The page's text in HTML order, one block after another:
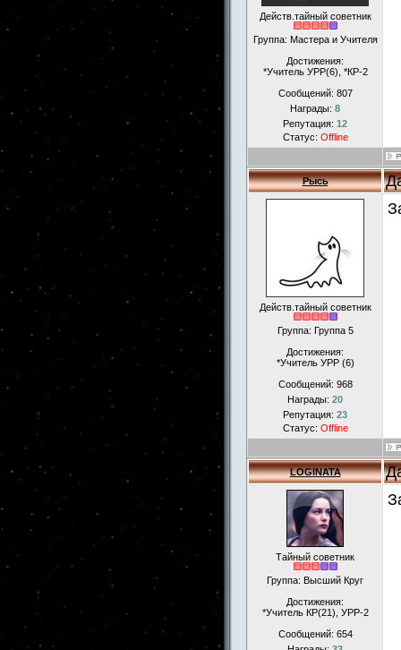
Действ.тайный советник
Группа: Мастера и Учителя
Достижения:
*Учитель УРР(6), *КР-2
Сообщений: 807
Награды: 8
Репутация: 12
Статус: Offline
Рысь
Действ.тайный советник
Группа: Группа 5
Достижения:
*Учитель УРР (6)
Сообщений: 968
Награды: 20
Репутация: 23
Статус: Offline
LOGINATA
Тайный советник
Группа: Высший Круг
Достижения:
*Учитель КР(21), УРР-2
Сообщений: 654